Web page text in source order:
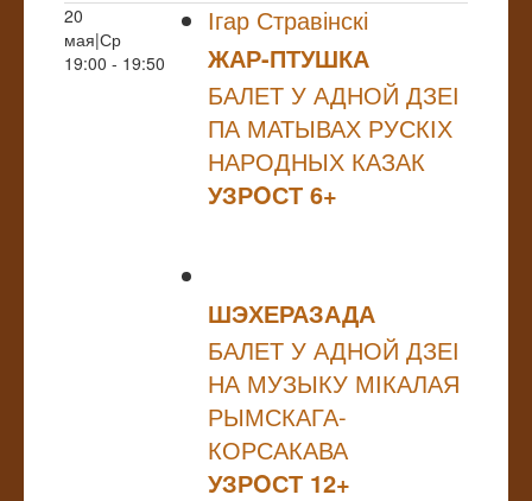
20
мая|Ср
19:00 - 19:50
Ігар Стравінскі
ЖАР-ПТУШКА
БАЛЕТ У АДНОЙ ДЗЕІ
ПА МАТЫВАХ РУСКІХ
НАРОДНЫХ КАЗАК
УЗРOСТ 6+
ШЭХЕРАЗАДА
БАЛЕТ У АДНОЙ ДЗЕІ
НА МУЗЫКУ МІКАЛАЯ
РЫМСКАГА-
КОРСАКАВА
УЗРOСТ 12+